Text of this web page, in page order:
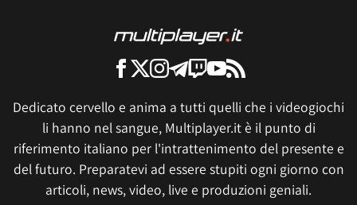
Dedicato cervello e anima a tutti quelli che i videogiochi
li hanno nel sangue, Multiplayer.it è il punto di
riferimento italiano per l'intrattenimento del presente e
del futuro. Preparatevi ad essere stupiti ogni giorno con
articoli, news, video, live e produzioni geniali.